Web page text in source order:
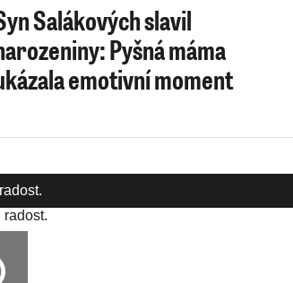
Salákových slavil
Pyšná máma
emotivní moment